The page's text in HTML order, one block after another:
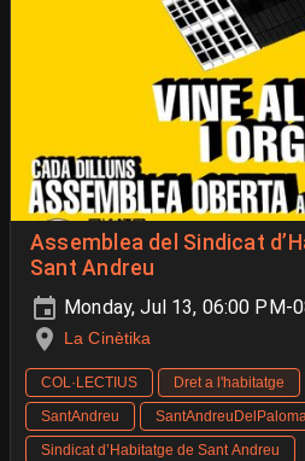
Assemblea del Sindicat
Sant Andreu
Monday, Jul 13, 06:00 PM-
La Cinètika
COL·LECTIUS Dret a l'habitatge
SantAndreu
Sindicat d’Habitatge de Sant Andreu